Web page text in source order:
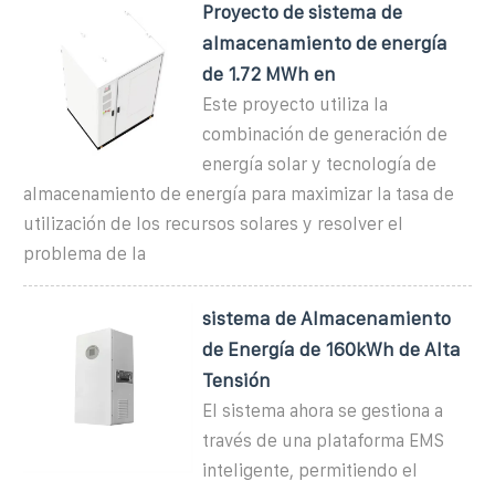
Proyecto de sistema de
almacenamiento de energía
de 1.72 MWh en
Este proyecto utiliza la
combinación de generación de
energía solar y tecnología de
almacenamiento de energía para maximizar la tasa de
utilización de los recursos solares y resolver el
problema de la
sistema de Almacenamiento
de Energía de 160kWh de Alta
Tensión
El sistema ahora se gestiona a
través de una plataforma EMS
inteligente, permitiendo el